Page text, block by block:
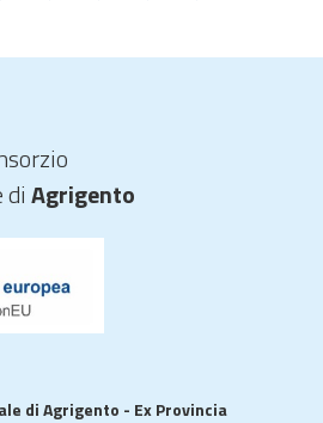
diAgrigento
di Agrigento - Ex Provincia